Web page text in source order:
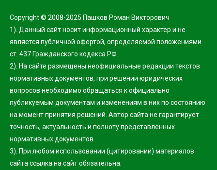
Copyright © 2008-2025 Пашков Роман Викторович
1). Данный сайт носит информационный характер и не
является публичной офертой, определяемой положениями
ст. 437 Гражданского кодекса РФ.
2). На сайте размещены неофициальные редакции текстов
нормативных документов, при решении юридических
вопросов необходимо обращаться к официально
публикуемым документам и изменениям в них по состоянию
на момент принятия решений. Автор сайта не гарантирует
точность, актуальность и полноту представленных
нормативных документов.
3). При любом использовании (цитировании) материалов
сайта ссылка на сайт обязательна.